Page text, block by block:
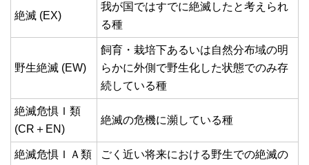
絶滅 (EX)
我が国ではすでに絶滅したと考えられ
る種
野生絶滅 (EW)
飼育・栽培下あるいは自然分布域の明
らかに外側で野生化した状態でのみ存
続している種
絶滅危惧Ｉ類
(CR＋EN)
絶滅の危機に瀕している種
絶滅危惧ＩＡ類
ごく近い将来における野生での絶滅の